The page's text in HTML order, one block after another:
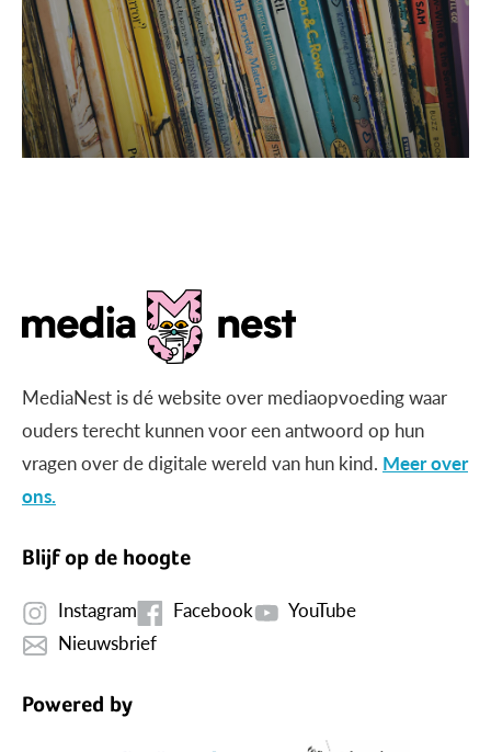
MediaNest is dé website over mediaopvoeding waar
ouders terecht kunnen voor een antwoord op hun
vragen over de digitale wereld van hun kind. Meer over
ons.
Blijf op de hoogte
Instagram Facebook
YouTube
Nieuwsbrief
Powered by